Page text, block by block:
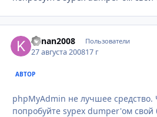
kanan2008 Пользователи
27 августа 200817 г
АВТОР
phpMyAdmin не лучшее средство.
попробуйте sypex dumper'ом свой